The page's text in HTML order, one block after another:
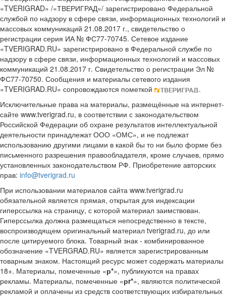
«TVERIGRAD» /«ТВЕРИГРАД»/ зарегистрировано Федеральной
службой по надзору в сфере связи, информационных технологий и
массовых коммуникаций 21.08.2017 г., свидетельство о
регистрации серия ИА № ФС77-70745. Сетевое издание
«TVERIGRAD.RU» зарегистрировано в Федеральной службе по
надзору в сфере связи, информационных технологий и массовых
коммуникаций 21.08.2017 г. Свидетельство о регистрации Эл №
ФС77-70750. Сообщения и материалы сетевого издания
«TVERIGRAD.RU» сопровождаются пометкой
.
Исключительные права на материалы, размещённые на интернет-
сайте www.tverigrad.ru, в соответствии с законодательством
Российской Федерации об охране результатов интеллектуальной
деятельности принадлежат ООО «ОМС», и не подлежат
использованию другими лицами в какой бы то ни было форме без
письменного разрешения правообладателя, кроме случаев, прямо
установленных законодательством РФ. Приобретение авторских
прав: info@tverigrad.ru
При использовании материалов сайта www.tverigrad.ru
обязательной является прямая, открытая для индексации
гиперссылка на страницу, с которой материал заимствован.
Гиперссылка должна размещаться непосредственно в тексте,
воспроизводящем оригинальный материал tverigrad.ru, до или
после цитируемого блока. Товарный знак - комбинированное
обозначение «TVERGRAD.RU» является зарегистрированным
товарным знаком. Настоящий ресурс может содержать материалы
18+. Материалы, помеченные «р*», публикуются на правах
рекламы. Материалы, помеченные «рr*», являются политической
рекламой и оплачены из средств соответствующих избирательных